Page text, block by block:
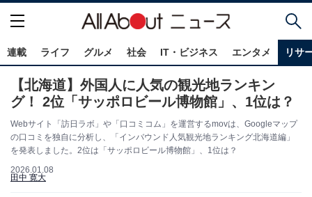
連載 ライフ グルメ 社会 IT・ビジネス エンタメ リサ
【北海道】外国人に人気の観光地ランキン
グ！ 2位「サッポロビール博物館」、1位は？
Webサイト「訪日ラボ」や「口コミコム」を運営するmovは、Googleマップ
の口コミを独自に分析し、「インバウンド人気観光地ランキング北海道編」
を発表しました。2位は「サッポロビール博物館」、1位は？
2026.01.08
田中 寛大